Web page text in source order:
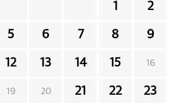
1 2
5 6 7 8 9
12 13 14 15 16
19 20 21 22 23